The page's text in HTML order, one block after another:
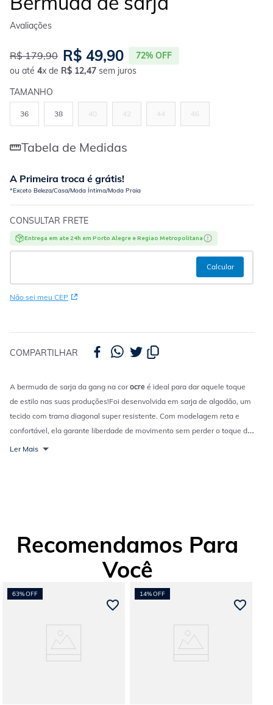
R$ 179,90 R$ 49,90 72% OFF
ou até 4x de R$ 12,47 sem juros
TAMANHO
36 38 40 42 44 46
Tabela de Medidas
A Primeira troca é grátis!
*Exceto Beleza/Casa/Moda Íntima/Moda Praia
CONSULTAR FRETE
Entrega em ate 24h em Porto Alegre e Regiao Metropolitana
Não sei meu CEP
COMPARTILHAR
A bermuda de sarja da gang na corocre é ideal para dar aquele toque
de estilo nas suas produções!Foi desenvolvida em sarja de algodão, um
tecido com trama diagonal super resistente. Com modelagem reta e
confortável, ela garante liberdade de movimento sem perder o toque de
estilo descolado.
Ler Mais
Recomendamos Para
Você
63%OFF 14%OFF